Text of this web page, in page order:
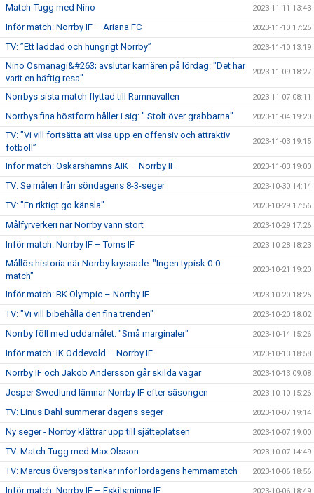
Match-Tugg med Nino 2023-11-11 13:43
Inför match: Norrby IF – Ariana FC 2023-11-10 17:25
TV: ”Ett laddad och hungrigt Norrby” 2023-11-10 13:19
Nino Osmanagi&#263; avslutar karriären på lördag: "Det har
varit en häftig resa"
2023-11-09 18:27
Norrbys sista match flyttad till Ramnavallen 2023-11-07 08:11
Norrbys fina höstform håller i sig: " Stolt över grabbarna" 2023-11-04 19:20
TV: ”Vi vill fortsätta att visa upp en offensiv och attraktiv
fotboll”
2023-11-03 19:15
Inför match: Oskarshamns AIK – Norrby IF 2023-11-03 19:00
TV: Se målen från söndagens 8-3-seger 2023-10-30 14:14
TV: "En riktigt go känsla" 2023-10-29 17:56
Målfyrverkeri när Norrby vann stort 2023-10-29 17:26
Inför match: Norrby IF – Torns IF 2023-10-28 18:23
Mållös historia när Norrby kryssade: "Ingen typisk 0-0-
match"
2023-10-21 19:20
Inför match: BK Olympic – Norrby IF 2023-10-20 18:25
TV: "Vi vill bibehålla den fina trenden" 2023-10-20 18:02
Norrby föll med uddamålet: "Små marginaler" 2023-10-14 15:26
Inför match: IK Oddevold – Norrby IF 2023-10-13 18:58
Norrby IF och Jakob Andersson går skilda vägar 2023-10-13 09:08
Jesper Swedlund lämnar Norrby IF efter säsongen 2023-10-10 15:26
TV: Linus Dahl summerar dagens seger 2023-10-07 19:14
Ny seger - Norrby klättrar upp till sjätteplatsen 2023-10-07 19:00
TV: Match-Tugg med Max Olsson 2023-10-07 14:49
TV: Marcus Översjös tankar inför lördagens hemmamatch 2023-10-06 18:56
Inför match: Norrby IF – Eskilsminne IF